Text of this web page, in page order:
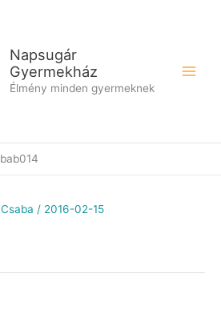
Napsugár
Gyermekház
Élmény minden gyermeknek
bab014
Csaba / 2016-02-15